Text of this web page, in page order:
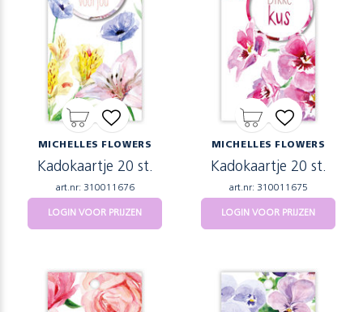
MICHELLES FLOWERS
Kadokaartje 20 st.
art.nr: 310011676
LOGIN VOOR PRIJZEN
MICHELLES FLOWERS
Kadokaartje 20 st.
art.nr: 310011675
LOGIN VOOR PRIJZEN